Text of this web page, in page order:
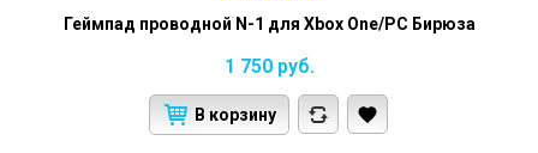
Геймпад проводной N-1 для Xbox One/PC Бирюза
1 750 руб.
В корзину